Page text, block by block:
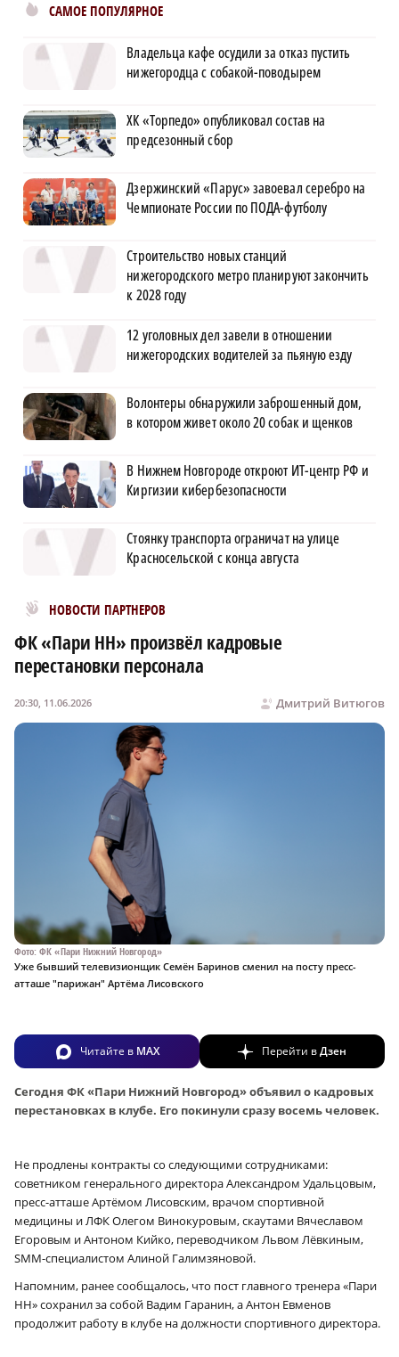
САМОЕ ПОПУЛЯРНОЕ
Владельца кафе осудили за отказ пустить
нижегородца с собакой-поводырем
ХК «Торпедо» опубликовал состав на
предсезонный сбор
Дзержинский «Парус» завоевал серебро на
Чемпионате России по ПОДА-футболу
Строительство новых станций
нижегородского метро планируют закончить
к 2028 году
12 уголовных дел завели в отношении
нижегородских водителей за пьяную езду
Волонтеры обнаружили заброшенный дом,
в котором живет около 20 собак и щенков
В Нижнем Новгороде откроют ИТ-центр РФ и
Киргизии кибербезопасности
Стоянку транспорта ограничат на улице
Красносельской с конца августа
НОВОСТИ ПАРТНЕРОВ
Новости МирТесен
ФК «Пари НН» произвёл кадровые
перестановки персонала
Дмитрий Витюгов
20:30, 11.06.2026
Фото: ФК «Пари Нижний Новгород»
Уже бывший телевизионщик Семён Баринов сменил на посту пресс-
атташе "парижан" Артёма Лисовского
Читайте в MAX Перейти вДзен
Сегодня ФК «Пари Нижний Новгород» объявил о кадровых
перестановках в клубе. Его покинули сразу восемь человек.
Не продлены контракты со следующими сотрудниками:
советником генерального директора Александром Удальцовым,
пресс-атташе Артёмом Лисовским, врачом спортивной
медицины и ЛФК Олегом Винокуровым, скаутами Вячеславом
Егоровым и Антоном Кийко, переводчиком Львом Лёвкиным,
SMM-специалистом Алиной Галимзяновой.
Напомним, ранее сообщалось, что пост главного тренера «Пари
НН» сохранил за собой Вадим Гаранин, а Антон Евменов
продолжит работу в клубе на должности спортивного директора.